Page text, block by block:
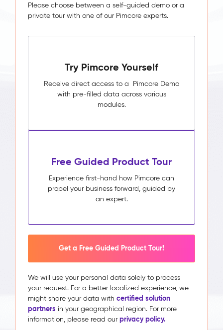
Please choose between a self-guided demo or a
private tour with one of our Pimcore experts.
Try Pimcore Yourself
Receive direct access to a Pimcore Demo
with pre-filled data across various
modules.
Free Guided Product Tour
Experience first-hand how Pimcore can
propel your business forward, guided by
an expert.
Get a Free Guided Product Tour!
We will use your personal data solely to process
your request. For a better localized experience, we
might share your data with certified solution
partners in your geographical region. For more
information, please read our privacy policy.